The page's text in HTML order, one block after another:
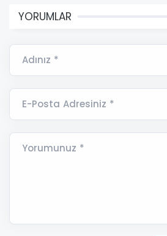
YORUMLAR
Adınız *
E-Posta Adresiniz *
Yorumunuz *